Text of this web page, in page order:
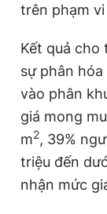
trên phạm
Kết quả cho
sự phân
vào phân
giá mong
m2, 39%
triệu đến
nhận mức